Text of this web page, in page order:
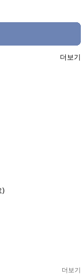
더보기
)
더보기